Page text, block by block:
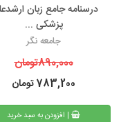
درسنامه جامع زبان
پزشکی ...
جامعه نگر
890,000تومان
783,200تومان
| افزودن به سبد خرید